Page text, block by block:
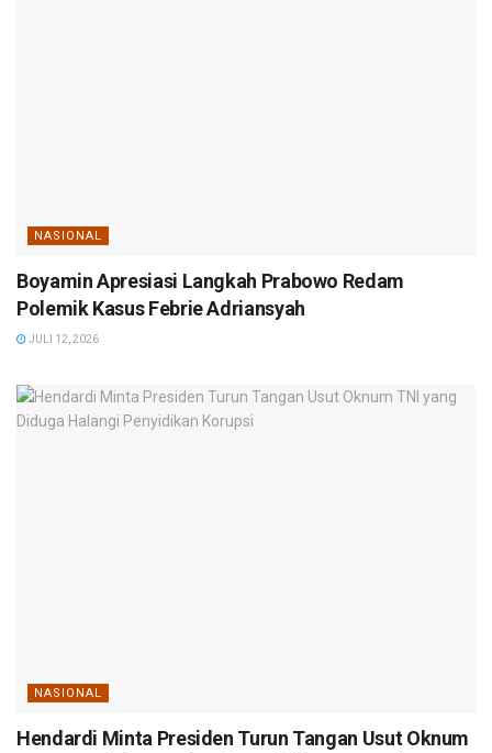
NASIONAL
Boyamin Apresiasi Langkah Prabowo Redam
Polemik Kasus Febrie Adriansyah
JULI 12, 2026
NASIONAL
Hendardi Minta Presiden Turun Tangan Usut Oknum